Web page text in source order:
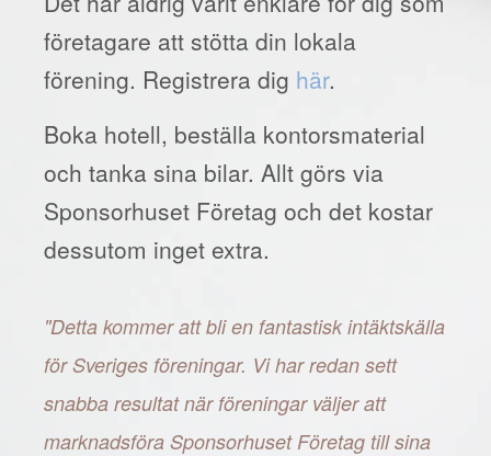
företagare att stötta din lokala
förening. Registrera dig här.
Boka hotell, beställa kontorsmaterial
och tanka sina bilar. Allt görs via
Sponsorhuset Företag och det kostar
dessutom inget extra.
"Detta kommer att bli en fantastisk intäktskälla
för Sveriges föreningar. Vi har redan sett
snabba resultat när föreningar väljer att
marknadsföra Sponsorhuset Företag till sina